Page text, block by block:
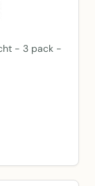
- 3 pack -